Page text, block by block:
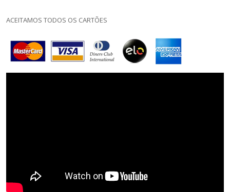
ACEITAMOS TODOS OS CARTÕES